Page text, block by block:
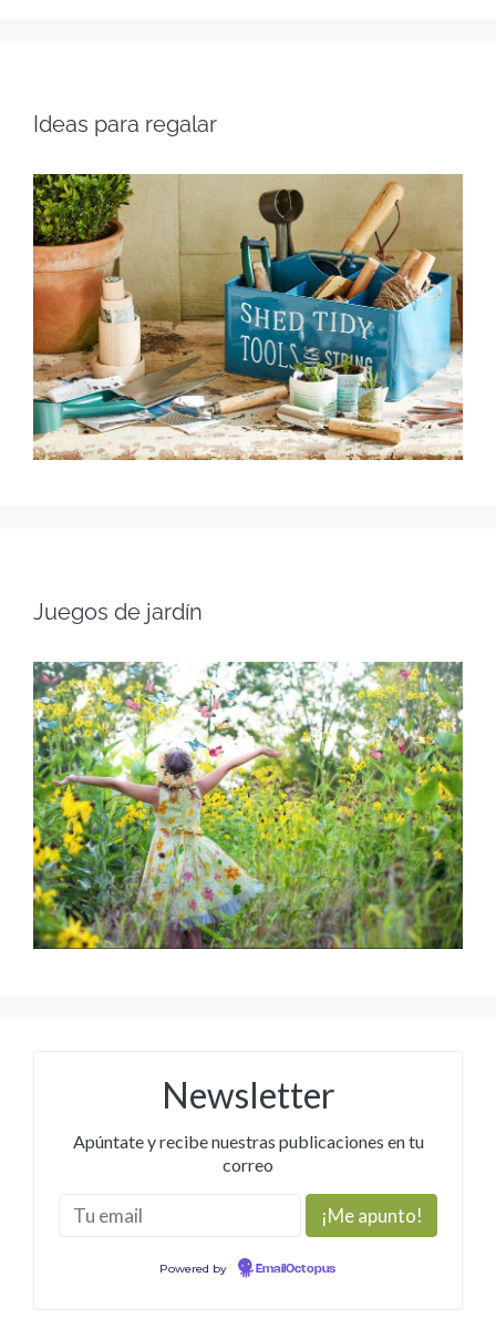
Ideas para regalar
Juegos de jardín
Newsletter
Apúntate y recibe nuestras publicaciones en tu
correo
Powered by EmailOctopus